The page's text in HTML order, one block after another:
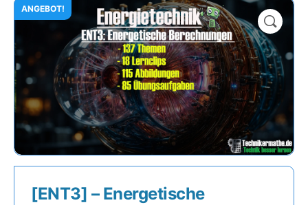
ANGEBOT!
🔍
[ENT3] – Energetische